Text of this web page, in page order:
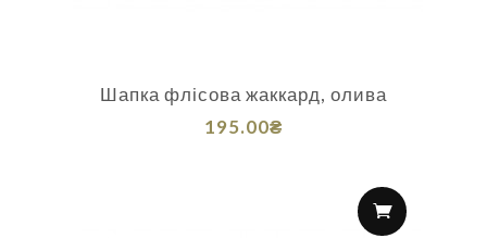
Шапка флісова жаккард, олива
195.00₴